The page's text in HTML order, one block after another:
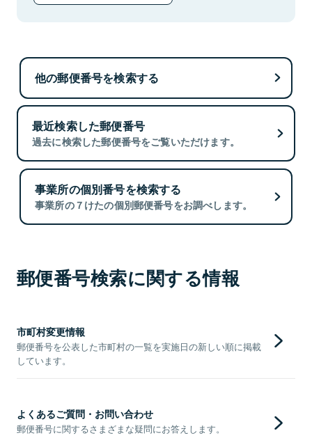
他の郵便番号を検索する
最近検索した郵便番号
過去に検索した郵便番号をご覧いただけます。
事業所の個別番号を検索する
事業所の７けたの個別郵便番号をお調べします。
郵便番号検索に関する情報
市町村変更情報
郵便番号を公表した市町村の一覧を実施日の新しい順に掲載
しています。
よくあるご質問・お問い合わせ
郵便番号に関するさまざまな疑問にお答えします。